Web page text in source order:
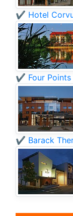
✔️ Hotel
✔️ Four Points
✔️ Barack